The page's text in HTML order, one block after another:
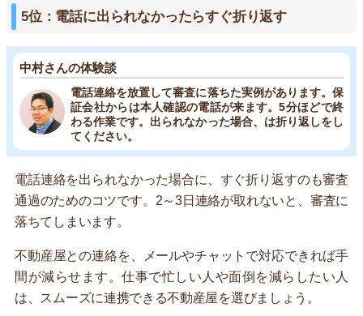
5位：電話に出られなかったらすぐ折り返す
中村さんの体験談
電話連絡を放置して審査に落ちた実例があります。保
証会社からは本人確認の電話が来ます。5分ほどで終
わる作業です。出られなかった場合、は折り返しをし
てください。
電話連絡を出られなかった場合に、すぐ折り返すのも審査
通過のためのコツです。2～3日連絡が取れないと、審査に
落ちてしまいます。
不動産屋との連絡を、メールやチャットで対応できれば手
間が減らせます。仕事で忙しい人や面倒を減らしたい人
は、スムーズに連携できる不動産屋を選びましょう。